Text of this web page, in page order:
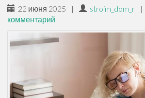
22 июня 2025 | stroim_dom_r |
комментарий